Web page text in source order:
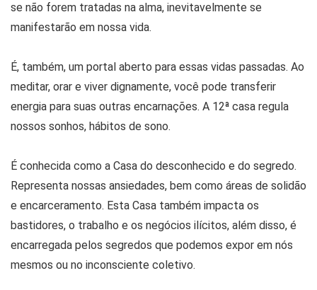
se não forem tratadas na alma, inevitavelmente se
manifestarão em nossa vida.
É, também, um portal aberto para essas vidas passadas. Ao
meditar, orar e viver dignamente, você pode transferir
energia para suas outras encarnações. A 12ª casa regula
nossos sonhos, hábitos de sono.
É conhecida como a Casa do desconhecido e do segredo.
Representa nossas ansiedades, bem como áreas de solidão
e encarceramento. Esta Casa também impacta os
bastidores, o trabalho e os negócios ilícitos, além disso, é
encarregada pelos segredos que podemos expor em nós
mesmos ou no inconsciente coletivo.